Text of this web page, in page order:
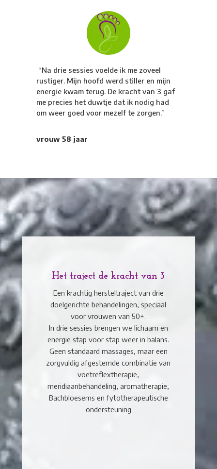
“Na drie sessies voelde ik me zoveel
rustiger. Mijn hoofd werd stiller en mijn
energie kwam terug. De kracht van 3 gaf
me precies het duwtje dat ik nodig had
om weer goed voor mezelf te zorgen.”
vrouw 58 jaar
Het traject de kracht van 3
Een krachtig hersteltraject van drie
doelgerichte behandelingen, speciaal
voor vrouwen van 50+.
In drie sessies brengen we lichaam en
energie stap voor stap weer in balans.
Geen standaard massages, maar een
zorgvuldig afgestemde combinatie van
voetreflextherapie,
meridiaanbehandeling, aromatherapie,
Bachbloesems en fytotherapeutische
ondersteuning